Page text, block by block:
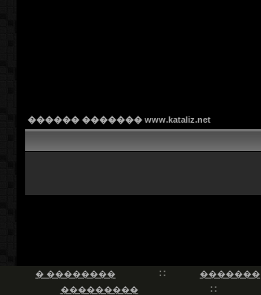
������ ������� www.kataliz.net
� �������� �������
���������